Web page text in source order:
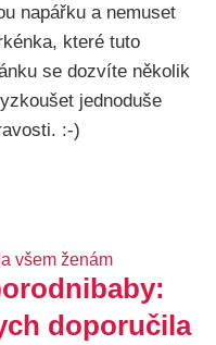
napářku a nemuset
které tuto
se dozvíte několik
jednoduše
:-)
doporučila